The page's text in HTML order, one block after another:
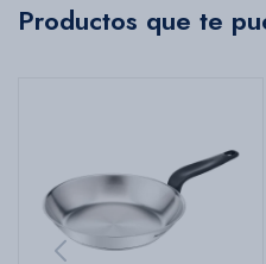
Productos que te